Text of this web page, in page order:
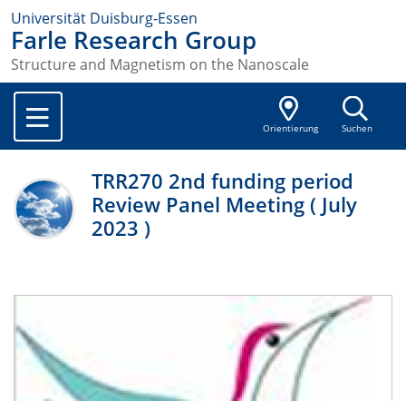
Universität Duisburg-Essen
Farle Research Group
Structure and Magnetism on the Nanoscale
Orientierung Suchen
TRR270 2nd funding period
Review Panel Meeting ( July
2023 )